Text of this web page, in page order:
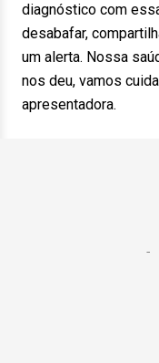
diagnóstico com
desabafar,
um alerta. Nossa
nos deu, vamos
apresentadora.